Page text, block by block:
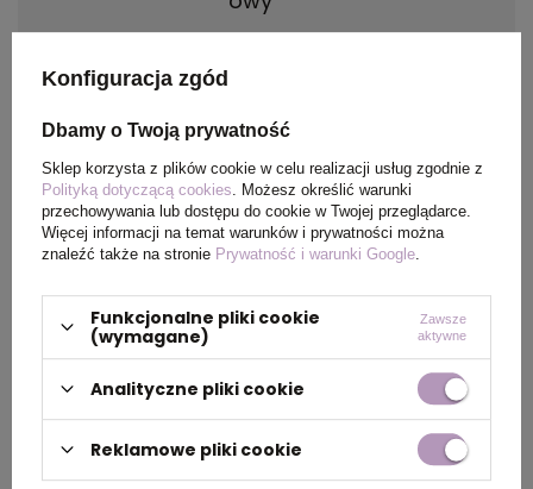
Materiał
Kraj
pochodzenia
Zjednoczone królestwo
Rozmiar 23,9 x Ø 7,35 cm
produktu (g)
PAKOWANIE
Konfiguracja zgód
Dbamy o Twoją prywatność
Sklep korzysta z plików cookie w celu realizacji usług zgodnie z
Polityką dotyczącą cookies . Możesz określić warunki
przechowywania lub dostępu do cookie w Twojej przeglądarce.
Więcej informacji na temat warunków i prywatności można
znaleźć także na stronie Prywatność i warunki Google
Funkcjonalne pliki cookie
(wymagane)
Zawsze
aktywne
Analityczne pliki cookie
Reklamowe pliki cookie